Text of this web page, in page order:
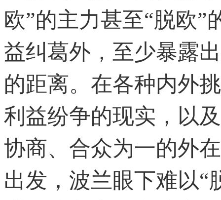
欧”的主力甚至“脱欧
益纠葛外，至少暴露
的距离。在各种内外
利益纷争的现实，以
协商、合众为一的外
出发，波兰眼下难以“